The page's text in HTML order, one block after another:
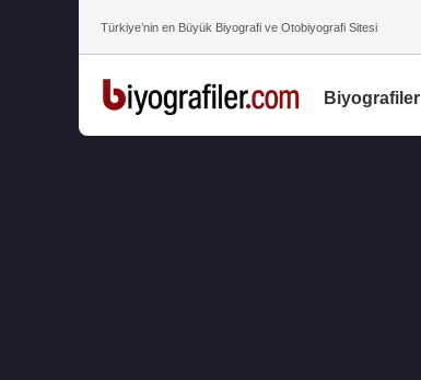
Türkiye’nin en Büyük Biyografi ve Otobiyografi Sitesi
Biyografiler